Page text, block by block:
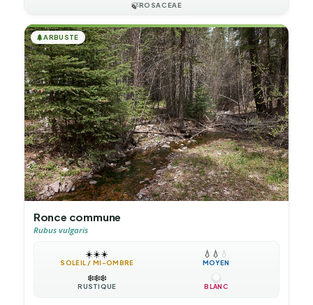
🍃ROSACEAE
🌲ARBUSTE
Ronce commune
Rubus vulgaris
☀️☀️☀️
SOLEIL / MI-OMBRE
💧 💧 💧
MOYEN
❄️❄️❄️
RUSTIQUE BLANC